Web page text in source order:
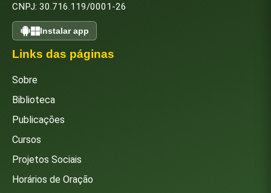
CNPJ: 30.716.119/0001-26
Instalar app
Links das páginas
Sobre
Biblioteca
Publicações
Cursos
Projetos Sociais
Horários de Oração